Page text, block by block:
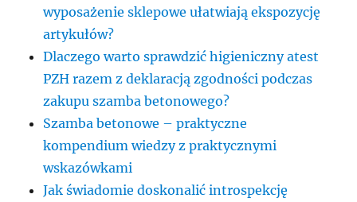
wyposażenie sklepowe ułatwiają ekspozycję
artykułów?
Dlaczego warto sprawdzić higieniczny atest
PZH razem z deklaracją zgodności podczas
zakupu szamba betonowego?
Szamba betonowe – praktyczne
kompendium wiedzy z praktycznymi
wskazówkami
Jak świadomie doskonalić introspekcję